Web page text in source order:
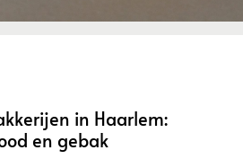
in Haarlem:
en gebak